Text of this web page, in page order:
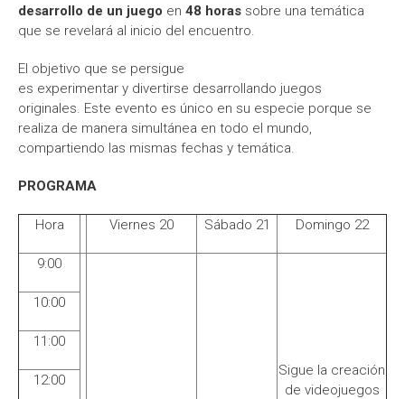
desarrollo de un juego en 48 horas sobre una temática
que se revelará al inicio del encuentro.
El objetivo que se persigue
es experimentar y divertirse desarrollando juegos
originales. Este evento es único en su especie porque se
realiza de manera simultánea en todo el mundo,
compartiendo las mismas fechas y temática.
PROGRAMA
Hora Viernes 20 Sábado 21 Domingo 22
9:00
Sigue la creación
de videojuegos
10:00
11:00
12:00